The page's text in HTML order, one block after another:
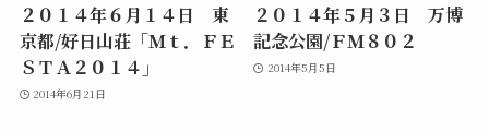
２０１４年６月１４日 東
京都/好日山荘「Ｍｔ．ＦＥ
ＳＴＡ２０１４」
2014年6月21日
２０１４年５月３日 万博
記念公園/ＦＭ８０２
2014年5月5日